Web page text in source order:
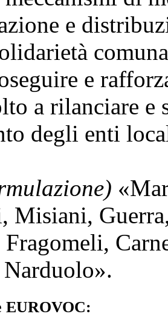
e
e
a rilanciare e
degli enti
«
, Misiani, Guerra
Fragomeli,
Narduolo».
EUROVOC: